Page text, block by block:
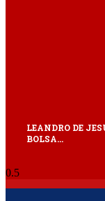
LEANDRO DE
BOLSA…